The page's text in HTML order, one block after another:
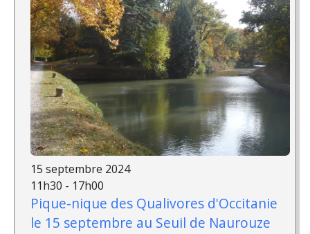
15 septembre 2024
11h30 - 17h00
Pique-nique des Qualivores d'Occitanie
le 15 septembre au Seuil de Naurouze